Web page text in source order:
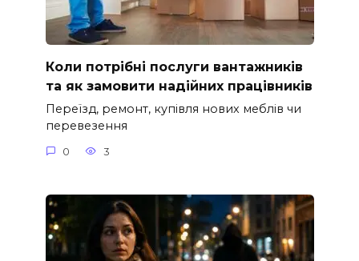
Коли потрібні послуги вантажників
та як замовити надійних працівників
Переїзд, ремонт, купівля нових меблів чи
перевезення
0 3